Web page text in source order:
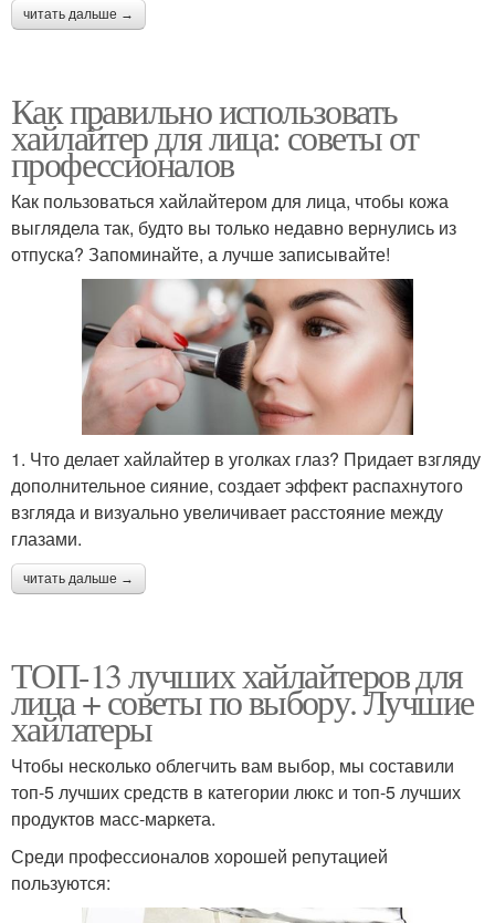
читать дальше →
Как правильно использовать
хайлайтер для лица: советы от
профессионалов
Как пользоваться хайлайтером для лица, чтобы кожа
выглядела так, будто вы только недавно вернулись из
отпуска? Запоминайте, а лучше записывайте!
1. Что делает хайлайтер в уголках глаз? Придает взгляду
дополнительное сияние, создает эффект распахнутого
взгляда и визуально увеличивает расстояние между
глазами.
читать дальше →
ТОП-13 лучших хайлайтеров для
лица + советы по выбору. Лучшие
хайлатеры
Чтобы несколько облегчить вам выбор, мы составили
топ-5 лучших средств в категории люкс и топ-5 лучших
продуктов масс-маркета.
Среди профессионалов хорошей репутацией
пользуются: